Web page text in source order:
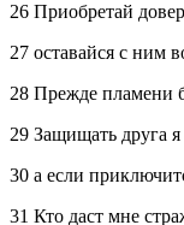
26 Приобретай
27 оставайся с ним
28 Прежде пламени
29 Защищать друга
30 а если
31 Кто даст мне